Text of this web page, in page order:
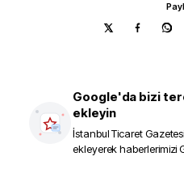
Google'da bizi
ekleyin
İstanbul Ticaret
ekleyerek haberlerimizi